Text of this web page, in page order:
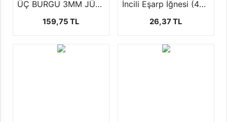
ÜÇ BURGU 3MM JÜT İP (500 GR)
159,75 TL
İncili Eşarp İğnesi (40 Adet)
26,37 TL